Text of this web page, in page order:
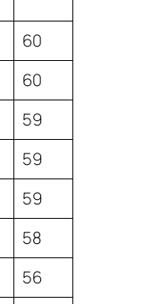
60
60
59
59
59
58
56